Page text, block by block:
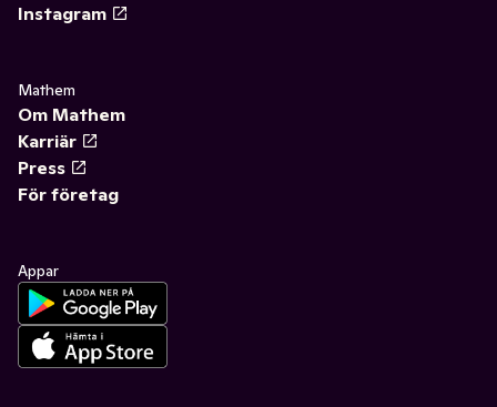
Instagram
Mathem
Om Mathem
Karriär
Press
För företag
Appar